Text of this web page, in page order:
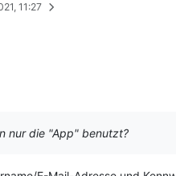
11:27
nur die "App" benutzt?